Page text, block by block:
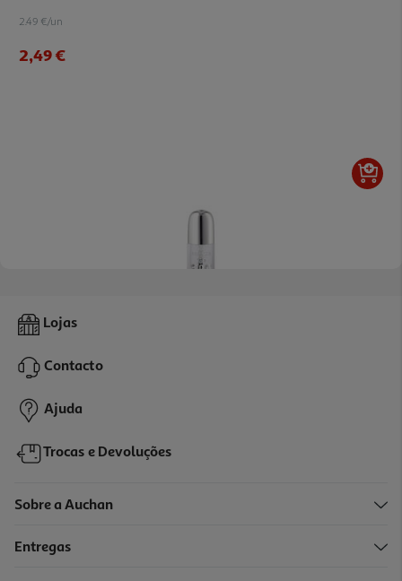
2.49 €/un
2,49 €
Verniz Essence Top Gloss Top Coat 8ml
2,19 €
Lojas
Contacto
Ajuda
Trocas e Devoluções
Sobre a Auchan
Entregas